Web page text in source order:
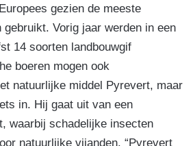
gezien de meeste
gebruikt. Vorig jaar werden in een
14 soorten landbouwgif
boeren mogen ook
natuurlijke middel Pyrevert, maar
in. Hij gaat uit van een
waarbij schadelijke insecten
natuurlijke vijanden. “Pyrevert